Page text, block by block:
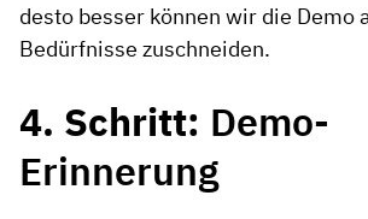
desto besser können wir die Demo
Bedürfnisse zuschneiden.
4. Schritt: Demo-
Erinnerung